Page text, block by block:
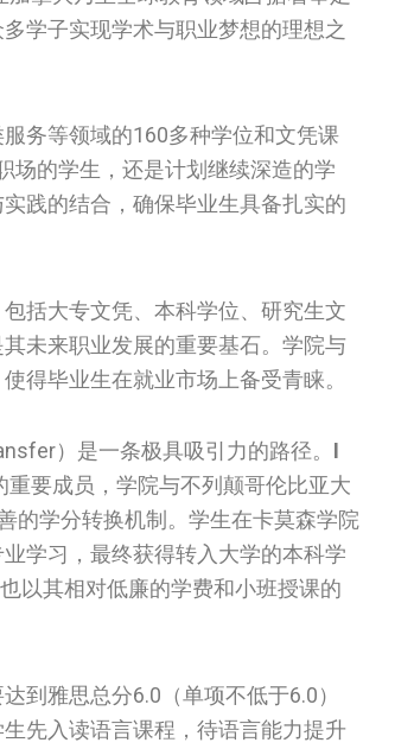
学子实现学术与职业梦想的理想之
务等领域的160多种学位和文凭课
场的学生，还是计划继续深造的学
践的结合，确保毕业生具备扎实的
括大专文凭、本科学位、研究生文
未来职业发展的重要基石。学院与
得毕业生在就业市场上备受青睐。
）是一条极具吸引力的路径。 I
重要成员，学院与不列颠哥伦比亚大
的学分转换机制。学生在卡莫森学院
学习，最终获得转入大学的本科学
以其相对低廉的学费和小班授课的
到雅思总分6.0（单项不低于6.0）
先入读语言课程，待语言能力提升